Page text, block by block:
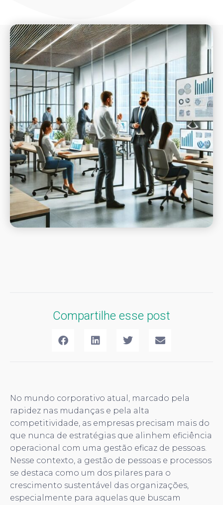
Compartilhe esse post
No mundo corporativo atual, marcado pela
rapidez nas mudanças e pela alta
competitividade, as empresas precisam mais do
que nunca de estratégias que alinhem eficiência
operacional com uma gestão eficaz de pessoas.
Nesse contexto, a gestão de pessoas e processos
se destaca como um dos pilares para o
crescimento sustentável das organizações,
especialmente para aquelas que buscam